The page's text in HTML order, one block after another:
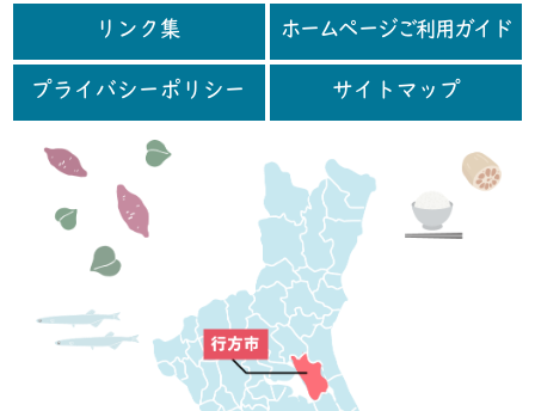
リンク集 ホームページご利用ガイド
プライバシーポリシー サイトマップ